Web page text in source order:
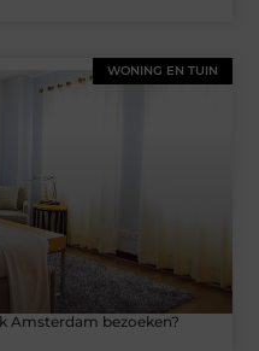
WONING EN TUIN
Amsterdam bezoeken?